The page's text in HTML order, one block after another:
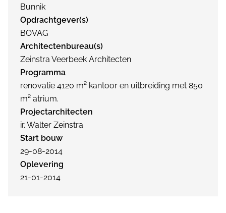
Bunnik
Opdrachtgever(s)
BOVAG
Architectenbureau(s)
Zeinstra Veerbeek Architecten
Programma
renovatie 4120 m² kantoor en uitbreiding met 850
m² atrium.
Projectarchitecten
ir. Walter Zeinstra
Start bouw
29-08-2014
Oplevering
21-01-2014